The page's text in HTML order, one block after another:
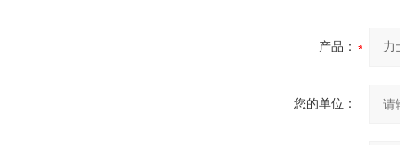
产品：
您的单位：